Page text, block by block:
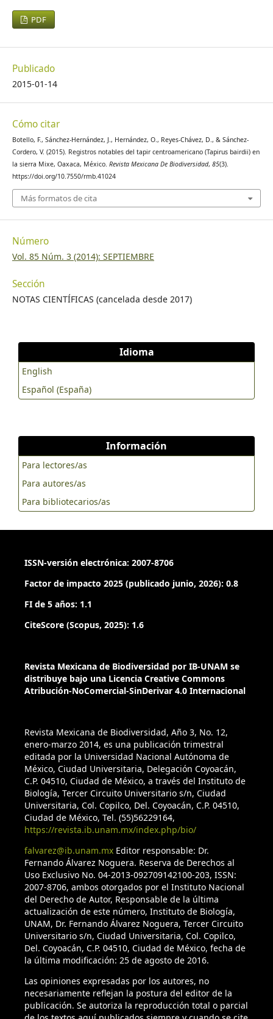
PDF
Publicado
2015-01-14
Cómo citar
Botello, F., Sánchez-Hernández, J., Hernández, O., Reyes-Chávez, D., & Sánchez-
Cordero, V. (2015). Registros notables del tapir centroamericano (Tapirus bairdii) en
la sierra Mixe, Oaxaca, México. Revista Mexicana De Biodiversidad, 85(3).
https://doi.org/10.7550/rmb.41024
Más formatos de cita
Número
Vol. 85 Núm. 3 (2014): SEPTIEMBRE
Sección
NOTAS CIENTÍFICAS (cancelada desde 2017)
Idioma
English
Español (España)
Información
Para lectores/as
Para autores/as
Para bibliotecarios/as
ISSN-versión electrónica: 2007-8706
Factor de impacto 2025 (publicado junio, 2026): 0.8
FI de 5 años: 1.1
CiteScore (Scopus, 2025): 1.6
Revista Mexicana de Biodiversidad por IB-UNAM se
distribuye bajo una Licencia Creative Commons
Atribución-NoComercial-SinDerivar 4.0 Internacional
Revista Mexicana de Biodiversidad, Año 3, No. 12,
enero-marzo 2014, es una publicación trimestral
editada por la Universidad Nacional Autónoma de
México, Ciudad Universitaria, Delegación Coyoacán,
C.P. 04510, Ciudad de México, a través del Instituto de
Biología, Tercer Circuito Universitario s/n, Ciudad
Universitaria, Col. Copilco, Del. Coyoacán, C.P. 04510,
Ciudad de México, Tel. (55)56229164,
https://revista.ib.unam.mx/index.php/bio/
falvarez@ib.unam.mxEditor responsable: Dr.
Fernando Álvarez Noguera. Reserva de Derechos al
Uso Exclusivo No. 04-2013-092709142100-203, ISSN:
2007-8706, ambos otorgados por el Instituto Nacional
del Derecho de Autor, Responsable de la última
actualización de este número, Instituto de Biología,
UNAM, Dr. Fernando Álvarez Noguera, Tercer Circuito
Universitario s/n, Ciudad Universitaria, Col. Copilco,
Del. Coyoacán, C.P. 04510, Ciudad de México, fecha de
la última modificación: 25 de agosto de 2016.
Las opiniones expresadas por los autores, no
necesariamente reflejan la postura del editor de la
publicación. Se autoriza la reproducción total o parcial